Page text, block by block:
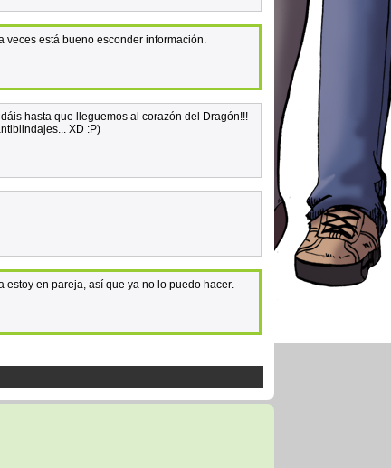
veces está bueno esconder información.
hasta que lleguemos al corazón del Dragón!!!
XD :P)
estoy en pareja, así que ya no lo puedo hacer.